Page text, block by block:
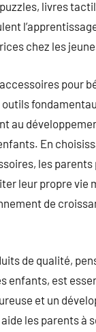
livres
chez les
pour
au
En
les parents
leur propre vie
de
de qualité,
enfants, est
et un
les parents à